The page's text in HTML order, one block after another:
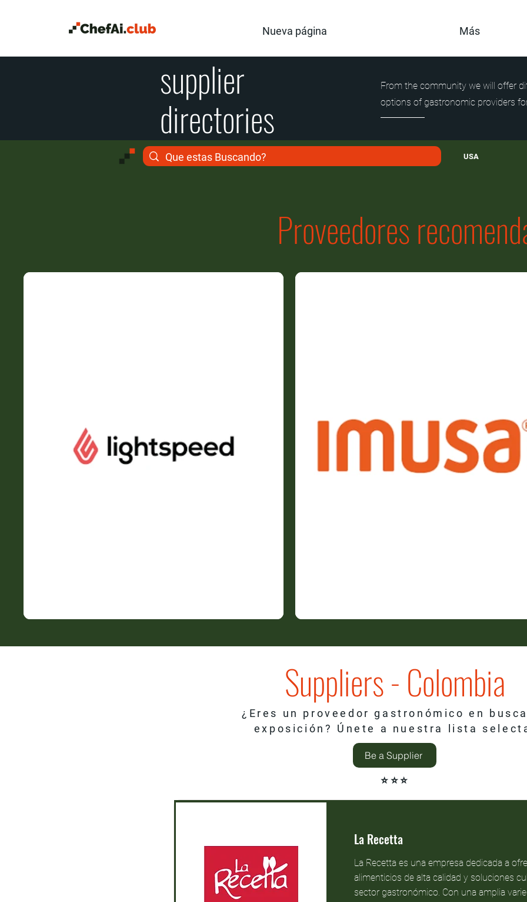
Nueva página Más
supplier
directories
From the community we will offer
options of gastronomic providers
USA
Proveedores
Suppliers - Colombia
¿Eres un proveedor gastronómico en
exposición? Únete a nuestra lista
Be a Supplier
⭐⭐⭐
La Recetta
La Recetta es una empresa dedicada a
alimenticios de alta calidad y soluciones
sector gastronómico. Con una amplia